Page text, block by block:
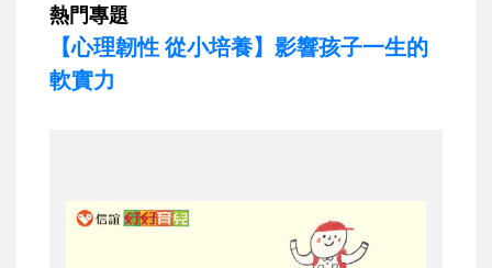
熱門專題
【心理韌性 從小培養】影響孩子一生的
軟實力